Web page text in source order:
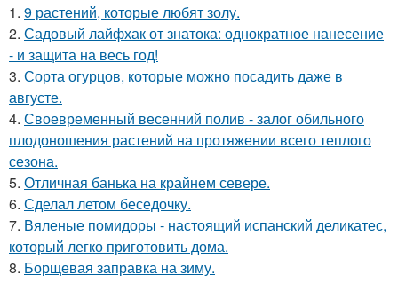
1. 9 растений, которые любят золу.
2. Садовый лайфхак от знатока: однократное нанесение
- и защита на весь год!
3. Сорта огурцов, которые можно посадить даже в
августе.
4. Своевременный весенний полив - залог обильного
плодоношения растений на протяжении всего теплого
сезона.
5. Отличная банька на крайнем севере.
6. Сделал летом беседочку.
7. Вяленые помидоры - настоящий испанский деликатес,
который легко приготовить дома.
8. Борщевая заправка на зиму.